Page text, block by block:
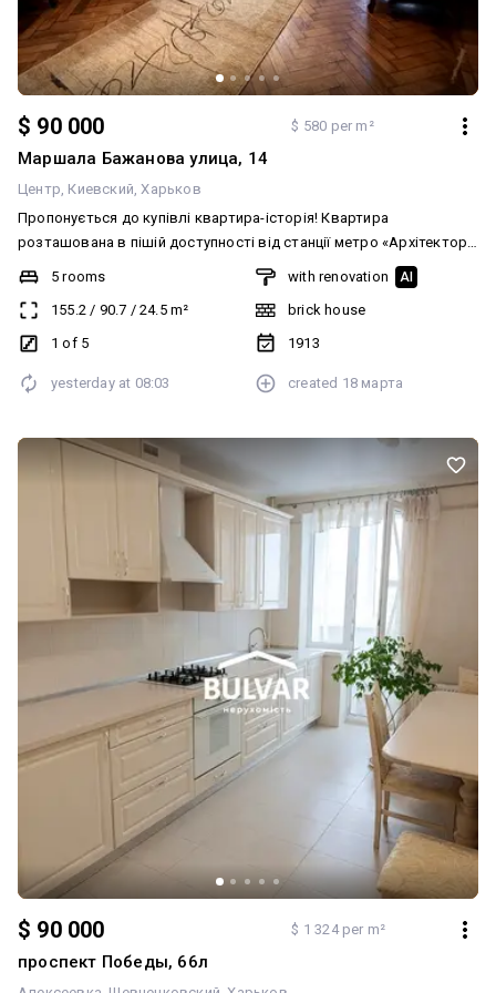
$ 90 000 $ 580 per m²
Маршала Бажанова улица, 14
Центр Киевский Харьков
Пропонується до купівлі квартира-історія! Квартира
розташована в пішій доступності від станції метро «Архітектора
Бекетова». Вул. Чорноглазівська, 14 (колишній прибутковий
будинок Гельферіха). Велич таких будівель не передати словами.
Метрові цегляні стіни, висота стель — 4,5 м. Окремо є власне
бомбосховище (використовується як спортзал). Формат
приватному будинку. Покази у зручний для Вас час. Розглянемо
5 rooms
155.2 / 90.7 / 24.5m²
1 of 5
with renovation AI
brick house
1913
yesterday at 08:03 created 18 марта
$ 90 000 $ 1 324 per m²
проспект Победы, 66л